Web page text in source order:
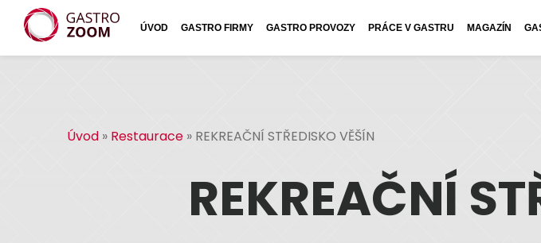
ÚVOD GASTRO FIRMY GASTRO PROVOZY PRÁCE V GASTRU MAGAZÍN
Úvod » Restaurace » REKREAČNÍ STŘEDISKO VĚŠÍN
REKREAČNÍ